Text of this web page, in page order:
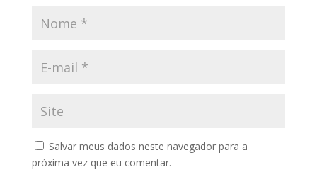
Salvar meus dados neste navegador para a
próxima vez que eu comentar.